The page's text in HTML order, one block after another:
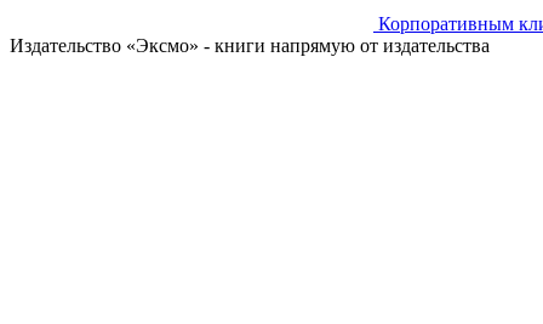
Корпоративным
Издательство «Эксмо» - книги напрямую от издательства